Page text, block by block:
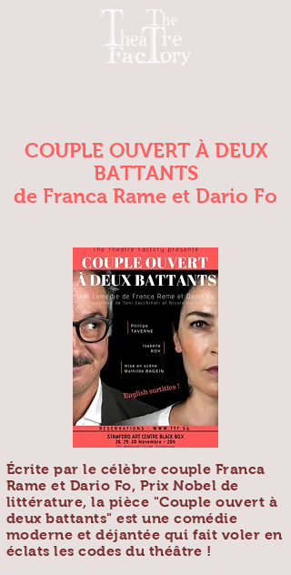
COUPLE OUVERT À DEUX
BATTANTS
de Franca Rame et Dario Fo
Écrite par le célèbre couple Franca
Rame et Dario Fo, Prix Nobel de
littérature, la pièce "Couple ouvert à
deux battants" est une comédie
moderne et déjantée qui fait voler en
éclats les codes du théâtre !